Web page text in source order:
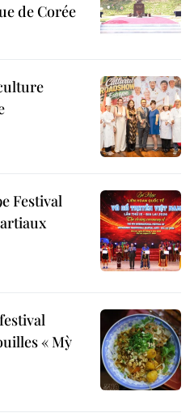
de Corée
Festival
« Mỳ